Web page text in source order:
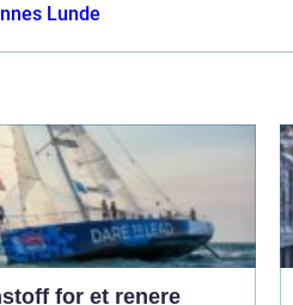
Lunde
for et renere